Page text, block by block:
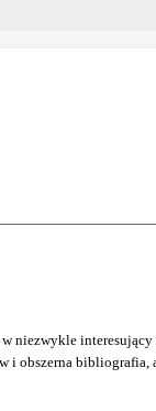
obszerna